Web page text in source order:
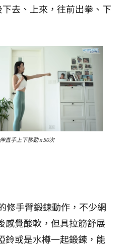
去、上來，往前出拳、下
伸直手上下移動 x 50次
修手臂鍛鍊動作，不少網
感覺酸軟，但具拉筋舒展
鈴或是水樽一起鍛鍊 ，能